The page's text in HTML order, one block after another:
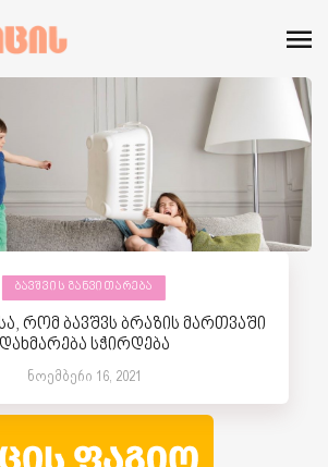
ᲑᲐᲕᲨᲕᲘᲡ ᲒᲐᲜᲕᲘᲗᲐᲠᲔᲑᲐ
რომ ბავშვს ბრაზის მართვაში
დახმარება სჭირდება
ნოემბერი 16, 2021